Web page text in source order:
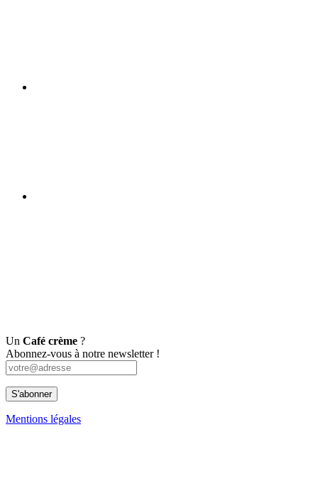
Un Café crème ?
Abonnez-vous à notre newsletter !
Mentions légales